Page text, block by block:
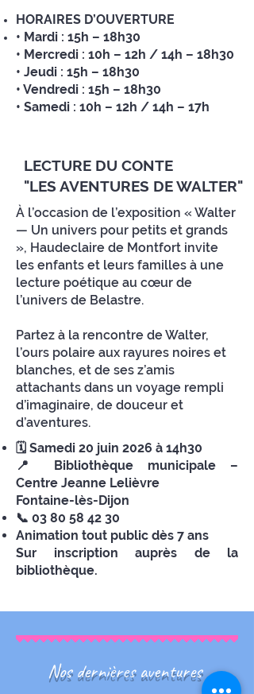
HORAIRES D’OUVERTURE
• Mardi : 15h – 18h30
• Mercredi : 10h – 12h / 14h – 18h30
• Jeudi : 15h – 18h30
• Vendredi : 15h – 18h30
• Samedi : 10h – 12h / 14h – 17h
LECTURE DU CONTE
"LES AVENTURES DE WALTER"
À l’occasion de l’exposition « Walter
— Un univers pour petits et grands
», Haudeclaire de Montfort invite
les enfants et leurs familles à une
lecture poétique au cœur de
l’univers de Belastre.
Partez à la rencontre de Walter,
l’ours polaire aux rayures noires et
blanches, et de ses z’amis
attachants dans un voyage rempli
d’imaginaire, de douceur et
d’aventures.
🗓 Samedi 20 juin 2026 à 14h30
📍 Bibliothèque municipale –
Centre Jeanne Lelièvre
Fontaine-lès-Dijon
📞 03 80 58 42 30
Animation tout public dès 7 ans
Sur inscription auprès de la
bibliothèque.
Nos dernières aventures